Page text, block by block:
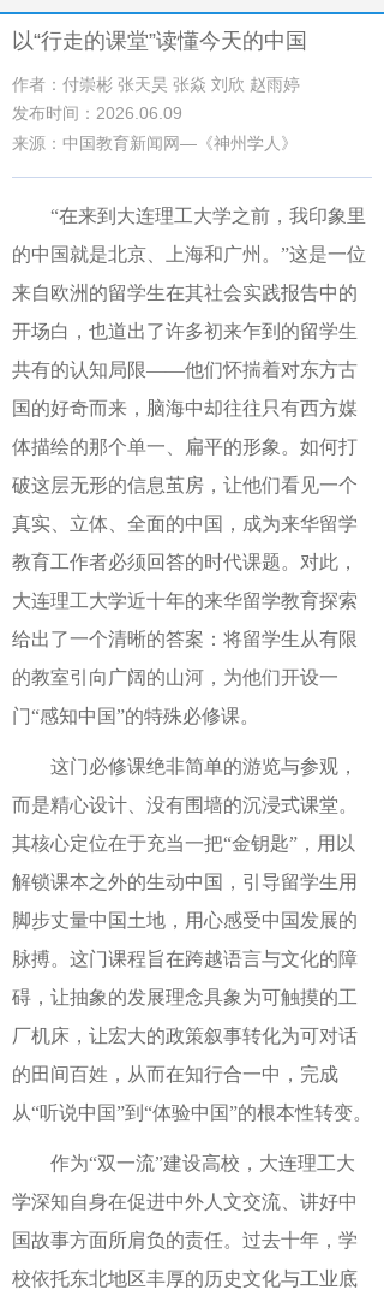
以“行走的课堂”读懂今天的中国
作者：付崇彬 张天昊 张焱 刘欣 赵雨婷
发布时间：2026.06.09
来源：中国教育新闻网—《神州学人》
“在来到大连理工大学之前，我印象里
的中国就是北京、上海和广州。”这是一位
来自欧洲的留学生在其社会实践报告中的
开场白，也道出了许多初来乍到的留学生
共有的认知局限——他们怀揣着对东方古
国的好奇而来，脑海中却往往只有西方媒
体描绘的那个单一、扁平的形象。如何打
破这层无形的信息茧房，让他们看见一个
真实、立体、全面的中国，成为来华留学
教育工作者必须回答的时代课题。对此，
大连理工大学近十年的来华留学教育探索
给出了一个清晰的答案：将留学生从有限
的教室引向广阔的山河，为他们开设一
门“感知中国”的特殊必修课。
这门必修课绝非简单的游览与参观，
而是精心设计、没有围墙的沉浸式课堂。
其核心定位在于充当一把“金钥匙”，用以
解锁课本之外的生动中国，引导留学生用
脚步丈量中国土地，用心感受中国发展的
脉搏。这门课程旨在跨越语言与文化的障
碍，让抽象的发展理念具象为可触摸的工
厂机床，让宏大的政策叙事转化为可对话
的田间百姓，从而在知行合一中，完成
从“听说中国”到“体验中国”的根本性转变。
作为“双一流”建设高校，大连理工大
学深知自身在促进中外人文交流、讲好中
国故事方面所肩负的责任。过去十年，学
校依托东北地区丰厚的历史文化与工业底